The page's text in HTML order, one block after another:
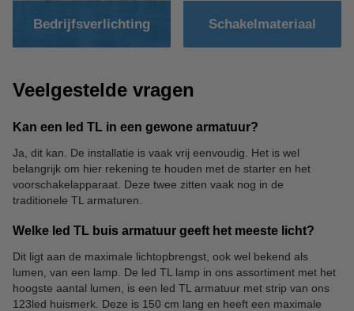
Bedrijfsverlichting Schakelmateriaal
Veelgestelde vragen
Kan een led TL in een gewone armatuur?
Ja, dit kan. De installatie is vaak vrij eenvoudig. Het is wel
belangrijk om hier rekening te houden met de starter en het
voorschakelapparaat. Deze twee zitten vaak nog in de
traditionele TL armaturen.
Welke led TL buis armatuur geeft het meeste licht?
Dit ligt aan de maximale lichtopbrengst, ook wel bekend als
lumen, van een lamp. De led TL lamp in ons assortiment met het
hoogste aantal lumen, is een led TL armatuur met strip van ons
123led huismerk. Deze is 150 cm lang en heeft een maximale